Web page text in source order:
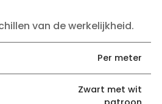
van de werkelijkheid.
Per meter
Zwart met wit